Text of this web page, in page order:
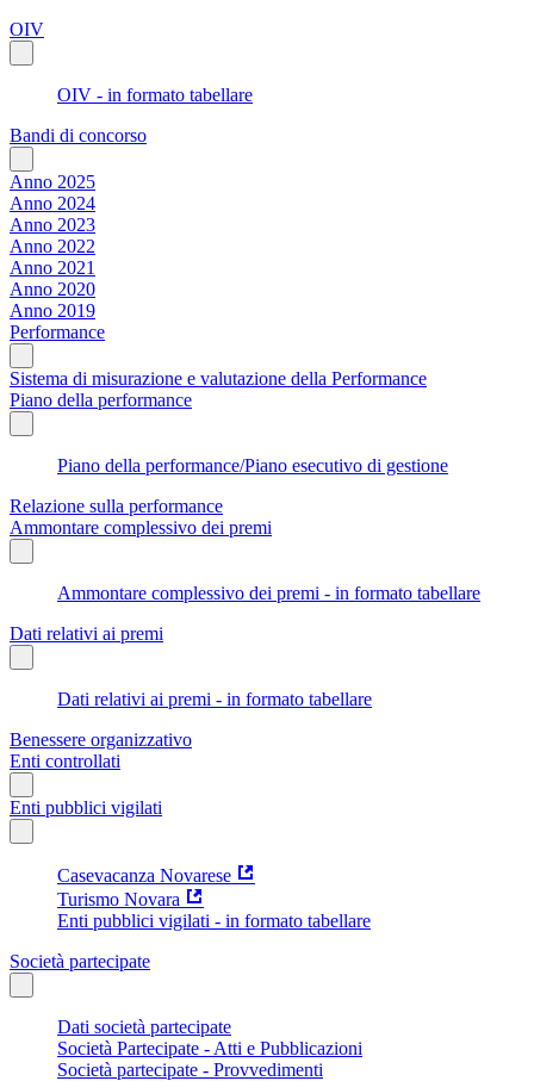
OIV
OIV - in formato tabellare
Bandi di concorso
Anno 2025
Anno 2024
Anno 2023
Anno 2022
Anno 2021
Anno 2020
Anno 2019
Performance
Sistema di misurazione e valutazione della Performance
Piano della performance
Piano della performance/Piano esecutivo di gestione
Relazione sulla performance
Ammontare complessivo dei premi
Ammontare complessivo dei premi - in formato tabellare
Dati relativi ai premi
Dati relativi ai premi - in formato tabellare
Benessere organizzativo
Enti controllati
Enti pubblici vigilati
Casevacanza Novarese
Turismo Novara
Enti pubblici vigilati - in formato tabellare
Società partecipate
Dati società partecipate
Società Partecipate - Atti e Pubblicazioni
Società partecipate - Provvedimenti